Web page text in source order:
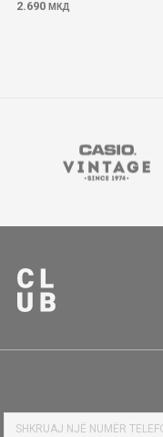
2.690 МКД